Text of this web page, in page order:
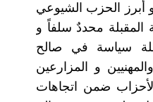
الحزب الشيوعي
المقبلة محددٌ سلفاً و
سياسة في صالح
و المزارعين
ضمن اتجاهات